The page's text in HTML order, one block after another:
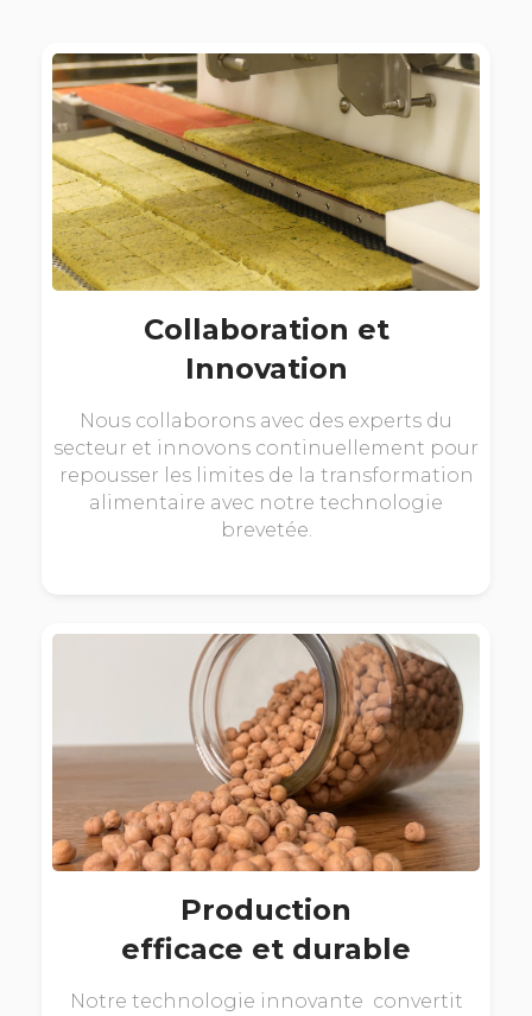
Collaboration et
Innovation
Nous collaborons avec des experts du
secteur et innovons continuellement pour
repousser les limites de la transformation
alimentaire avec notre technologie
brevetée.
Production
efficace et durable
Notre technologie innovante convertit